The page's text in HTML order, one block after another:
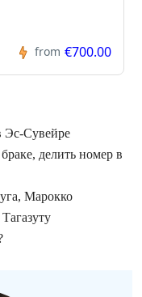
from €700.00
Эс-Сувейре
делить номер в
Марокко